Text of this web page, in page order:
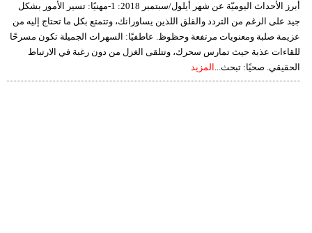
أبرز الأحداث اليوميّة عن شهر أيلول/سبتمبر 2018: 1-مهنيًا: تسير الأمور بشكل
جيد على الرغم من التردد والقلق اللذين يساورانك، وتتمتع بكل ما تحتاج إليه من
عزيمة صلبة ومعنويات مرتفعة وحظوظ. عاطفيًا: السهرات الجميلة تكون مسرحًا
للقاءات عذبة حيث تمارس سحرك، وتتلقى الغزل من دون رغبة في الارتباط
الحقيقي. صحيًا: تبحث... المزيد